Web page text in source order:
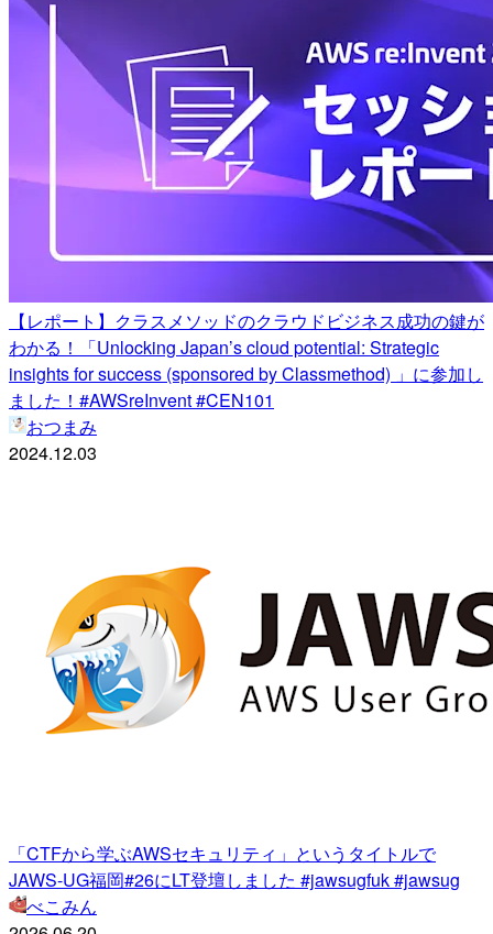
【レポート】クラスメソッドのクラウドビジネス成功の鍵が
わかる！「Unlocking Japan’s cloud potential: Strategic
insights for success (sponsored by Classmethod) 」に参加し
ました！#AWSreInvent #CEN101
おつまみ
2024.12.03
「CTFから学ぶAWSセキュリティ」というタイトルで
JAWS-UG福岡#26にLT登壇しました #jawsugfuk #jawsug
べこみん